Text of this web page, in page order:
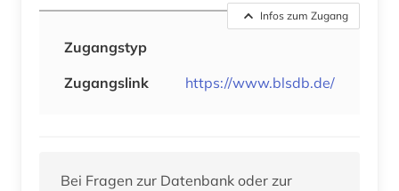
Infos zum Zugang
Zugangstyp
Zugangslink
https://www.blsdb.de/
Bei Fragen zur Datenbank oder zur